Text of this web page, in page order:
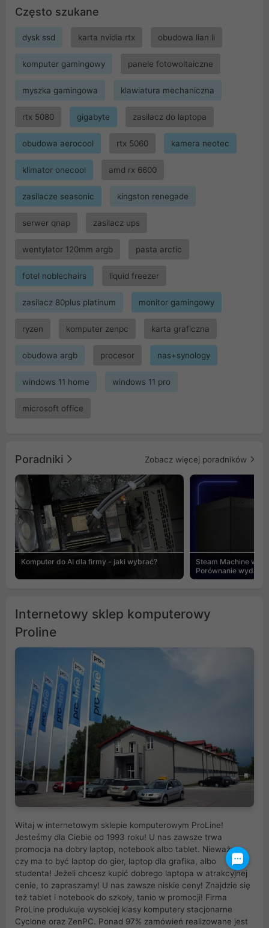
Często szukane
dysk ssd karta nvidia rtx obudowa lian li
komputer gamingowy panele fotowoltaiczne
myszka gamingowa klawiatura mechaniczna
rtx 5080 gigabyte zasilacz do laptopa
obudowa aerocool rtx 5060 kamera neotec
klimator onecool amd rx 6600
zasilacze seasonic kingston renegade
serwer qnap zasilacz ups
wentylator 120mm argb pasta arctic
fotel noblechairs liquid freezer
zasilacz 80plus platinum monitor gamingowy
ryzen komputer zenpc karta graficzna
obudowa argb procesor nas+synology
windows 11 home windows 11 pro
microsoft office
Poradniki Zobacz więcej poradników
Komputer do AI dla firmy - jaki wybrać?
Steam Machine vs
Porównanie
Internetowy sklep komputerowy
Proline
Witaj w internetowym sklepie komputerowym ProLine!
Jesteśmy dla Ciebie od 1993 roku! U nas zawsze trwa
promocja na dobry laptop, notebook albo tablet. Nieważne
czy ma to być laptop do gier, laptop dla grafika, albo
studenta! Jeżeli chcesz kupić dobrego laptopa w atrakcyjnej
cenie, to zapraszamy! U nas zawsze niskie ceny! Znajdzie się
też tablet i notebook do szkoły, tanio w promocji! Firma
ProLine produkuje wysokiej klasy komputery stacjonarne
Cyclone oraz ZenPC. Ponad 97% zamówień realizowane jest